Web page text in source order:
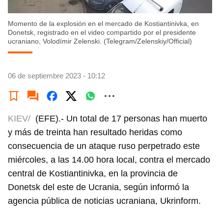
Momento de la explosión en el mercado de Kostiantinivka, en
Donetsk, registrado en el video compartido por el presidente
ucraniano, Volodímir Zelenski. (Telegram/Zelenskiy/Official)
06 de septiembre 2023 - 10:12
KIEV/ (EFE).- Un total de 17 personas han muerto
y más de treinta han resultado heridas como
consecuencia de un ataque ruso perpetrado este
miércoles, a las 14.00 hora local, contra el mercado
central de Kostiantinivka, en la provincia de
Donetsk del este de Ucrania, según informó la
agencia pública de noticias ucraniana, Ukrinform.